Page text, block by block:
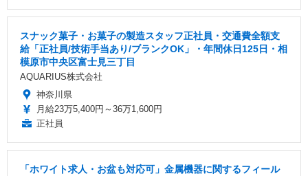
スナック菓子・お菓子の製造スタッフ正社員・交通費全額支
給「正社員/技術手当あり/ブランクOK」・年間休日125日・相
模原市中央区富士見三丁目
AQUARIUS株式会社
神奈川県
月給23万5,400円～36万1,600円
正社員
「ホワイト求人・お盆も対応可」金属機器に関するフィール